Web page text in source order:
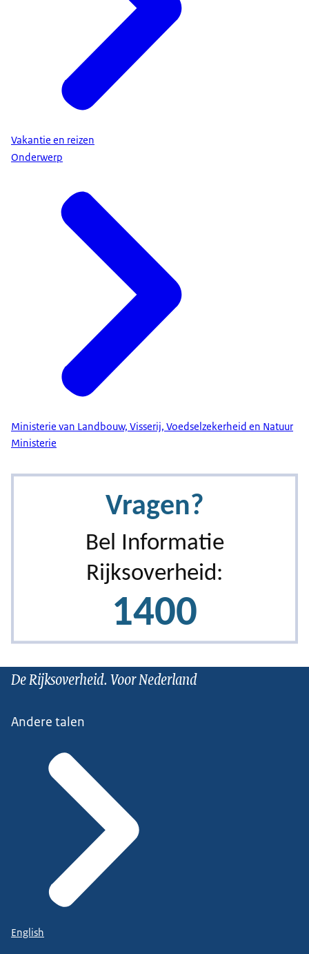
Vakantie en reizen
Onderwerp
Ministerie van Landbouw, Visserij, Voedselzekerheid en Natuur
Ministerie
De Rijksoverheid. Voor Nederland
Andere talen
English